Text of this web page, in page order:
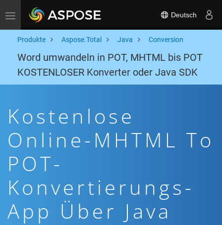
Toggle navigation Deutsch
Produkte Aspose.Total Java Conversion
Word umwandeln in POT, MHTML bis POT
KOSTENLOSER Konverter oder Java SDK
Kostenlose
Online-MHTML To
POT-
Konvertierungs-
App Über Java